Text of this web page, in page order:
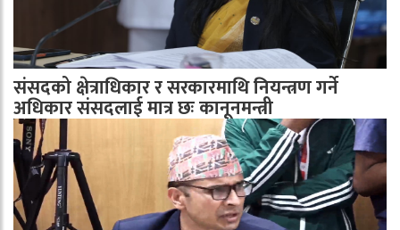
संसदको क्षेत्राधिकार र सरकारमाथि नियन्त्रण गर्ने
अधिकार संसदलाई मात्र छः कानूनमन्त्री